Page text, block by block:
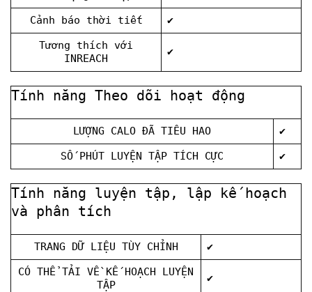
Cảnh báo thời tiết
✔
Tương thích với
INREACH
✔
Tính năng Theo dõi hoạt động
LƯỢNG CALO ĐÃ TIÊU HAO
✔
SỐ PHÚT LUYỆN TẬP TÍCH CỰC
✔
Tính năng luyện tập, lập kế hoạch
và phân tích
TRANG DỮ LIỆU TÙY CHỈNH
✔
CÓ THỂ TẢI VỀ KẾ HOẠCH LUYỆN
TẬP
✔